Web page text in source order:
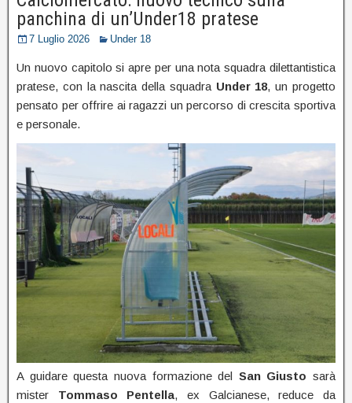
panchina di un’Under18 pratese
7 Luglio 2026 Under 18
Un nuovo capitolo si apre per una nota squadra dilettantistica
pratese, con la nascita della squadra Under 18, un progetto
pensato per offrire ai ragazzi un percorso di crescita sportiva
e personale.
A guidare questa nuova formazione del San Giusto sarà
mister Tommaso Pentella, ex Galcianese, reduce da